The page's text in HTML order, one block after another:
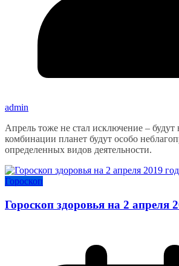
admin
Апрель тоже не стал исключение – будут
комбинации планет будут особо
определенных видов деятельности.
Гороскоп
Гороскоп здоровья на 2 апреля